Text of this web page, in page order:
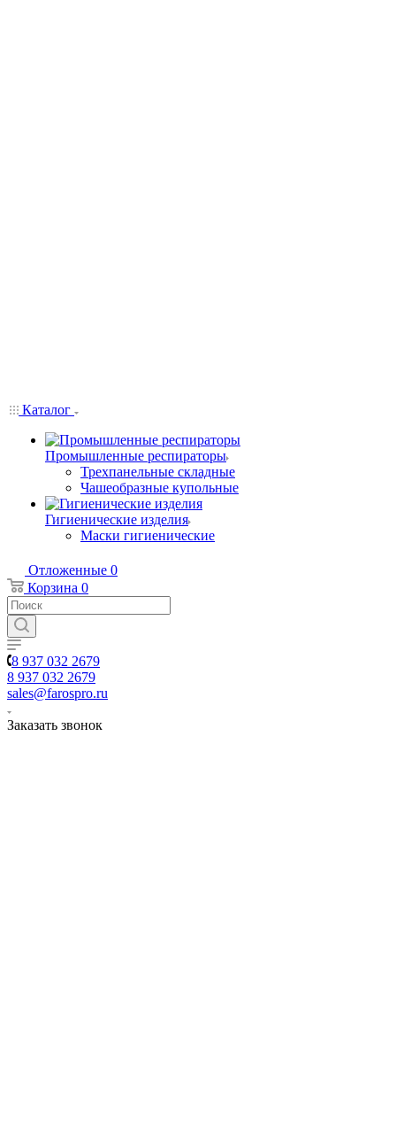
Каталог
Промышленные респираторы
Трехпанельные складные
Чашеобразные купольные
Гигиенические изделия
Маски гигиенические
Отложенные 0
Корзина 0
8 937 032 2679
8 937 032 2679
sales@farospro.ru
Заказать звонок